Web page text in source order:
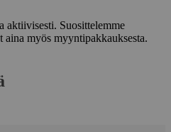
aktiivisesti. Suosittelemme
aina myös myyntipakkauksesta.